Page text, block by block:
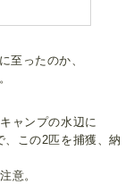
至ったのか、
ャンプの水辺に
、この2匹を捕獲、納
意。